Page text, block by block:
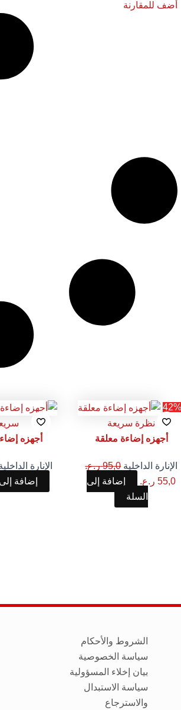
أضف للمقارنة
نظرة سريعة
أجهزه إضاءة معلقة
الإنارة الداخلية95,0 ر.ع.
السعر
الأصلي
هو:
55,0 ر.ع.
السعر
الحالي
هو:
إضافة إلى
السلة
أجهزه
الإنارة
إضافة
الشروط والأحكام
سياسة الخصوصية
بيان إخلاء المسؤولية
سياسة الاستبدال
والاسترجاع